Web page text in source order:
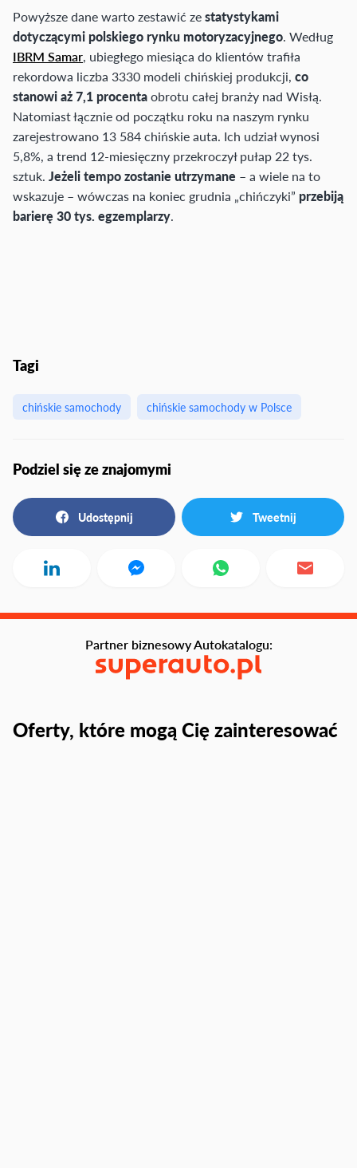
Powyższe dane warto zestawić zestatystykami
dotyczącymi polskiego rynku motoryzacyjnego. Według
IBRM Samar, ubiegłego miesiąca do klientów trafiła
rekordowa liczba 3330 modeli chińskiej produkcji, co
stanowi aż 7,1 procentaobrotu całej branży nad Wisłą.
Natomiast łącznie od początku roku na naszym rynku
zarejestrowano 13 584 chińskie auta. Ich udział wynosi
5,8%, a trend 12-miesięczny przekroczył pułap 22 tys.
sztuk. Jeżeli tempo zostanie utrzymane – a wiele na to
wskazuje – wówczas na koniec grudnia „chińczyki” przebiją
barierę 30 tys. egzemplarzy.
Tagi
chińskie samochody chińskie samochody w Polsce
Podziel się ze znajomymi
Udostępnij Tweetnij
Oferty, które mogą Cię zainteresować
Partner biznesowy Autokatalogu: